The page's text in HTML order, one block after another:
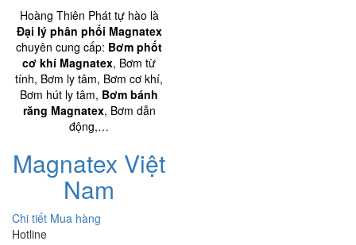
Hoàng Thiên Phát tự hào là
Đại lý phân phối Magnatex
chuyên cung cấp: Bơm phốt
cơ khí Magnatex, Bơm từ
tính, Bơm ly tâm, Bơm cơ khí,
Bơm hút ly tâm, Bơm bánh
răng Magnatex, Bơm dẫn
động,…
Magnatex Việt
Nam
Chi tiết Mua hàng
Hotline